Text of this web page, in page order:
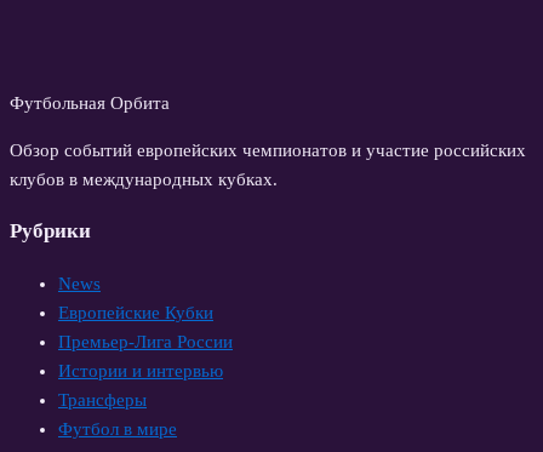
Футбольная Орбита
Обзор событий европейских чемпионатов и участие российских
клубов в международных кубках.
Рубрики
News
Европейские Кубки
Премьер-Лига России
Истории и интервью
Трансферы
Футбол в мире